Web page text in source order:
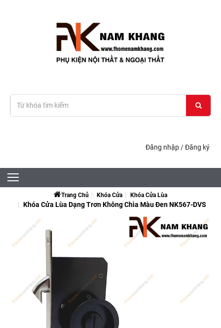
Đăng nhập /Đăng ký
Trang Chủ Khóa Cửa Khóa Cửa Lùa
Khóa Cửa Lùa Dạng Trơn Không Chìa Màu Đen NK567-DVS